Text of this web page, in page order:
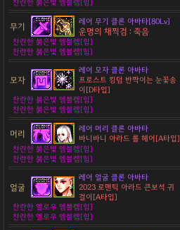
찬란한 붉은빛 엠블렘[힘]
무기 레어 무기 클론 아바타[80Lv]
운명의 채찍검 : 죽음
찬란한 붉은빛 엠블렘[힘]
찬란한 붉은빛 엠블렘[힘]
모자
레어 모자 클론 아바타
프로스트 킹덤 반짝이는 눈꽃송
이[D타입]
찬란한 붉은빛 엠블렘[힘]
찬란한 붉은빛 엠블렘[힘]
머리
레어 머리 클론 아바타
바니바니 아라드 롤 헤어[A타입]
찬란한 붉은빛 엠블렘[힘]
찬란한 붉은빛 엠블렘[힘]
얼굴
레어 얼굴 클론 아바타
2023 로맨틱 아라드 큰보석 귀
걸이[A타입]
찬란한 옐로우 엠블렘[힘]
찬란한 옐로우 엠블렘[힘]